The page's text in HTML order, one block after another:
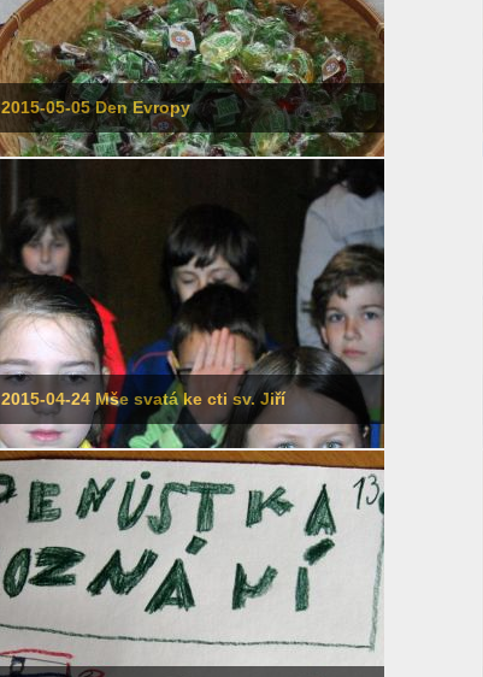
2015-05-05 Den Evropy
2015-04-24 Mše svatá ke cti sv. Jiří